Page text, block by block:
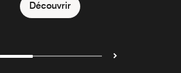
Découvrir
Découvrir
Découvrir